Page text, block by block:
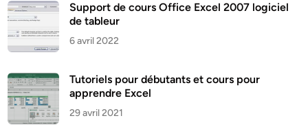
Support de cours Office Excel 2007 logiciel
de tableur
6 avril 2022
Tutoriels pour débutants et cours pour
apprendre Excel
29 avril 2021